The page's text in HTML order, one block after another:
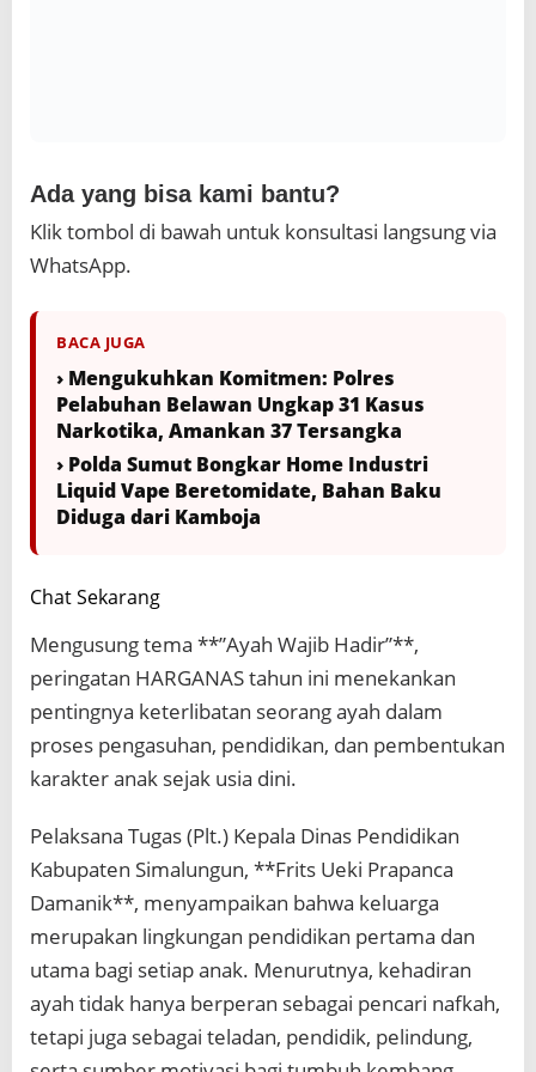
Ada yang bisa kami bantu?
Klik tombol di bawah untuk konsultasi langsung via
WhatsApp.
BACA JUGA
› Mengukuhkan Komitmen: Polres
Pelabuhan Belawan Ungkap 31 Kasus
Narkotika, Amankan 37 Tersangka
› Polda Sumut Bongkar Home Industri
Liquid Vape Beretomidate, Bahan Baku
Diduga dari Kamboja
Chat Sekarang
Mengusung tema **”Ayah Wajib Hadir”**,
peringatan HARGANAS tahun ini menekankan
pentingnya keterlibatan seorang ayah dalam
proses pengasuhan, pendidikan, dan pembentukan
karakter anak sejak usia dini.
Pelaksana Tugas (Plt.) Kepala Dinas Pendidikan
Kabupaten Simalungun, **Frits Ueki Prapanca
Damanik**, menyampaikan bahwa keluarga
merupakan lingkungan pendidikan pertama dan
utama bagi setiap anak. Menurutnya, kehadiran
ayah tidak hanya berperan sebagai pencari nafkah,
tetapi juga sebagai teladan, pendidik, pelindung,